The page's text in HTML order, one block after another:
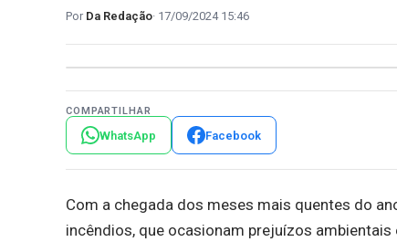
Da Redação 17/09/2024 15:46
COMPARTILHAR
WhatsApp Facebook
Com a chegada dos meses mais quentes do
incêndios, que ocasionam prejuízos